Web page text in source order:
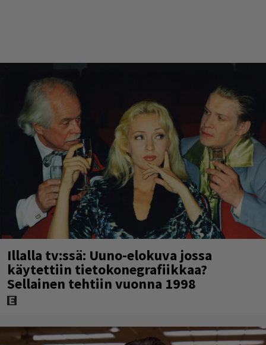
Illalla tv:ssä: Uuno-elokuva jossa
käytettiin tietokonegrafiikkaa?
Sellainen tehtiin vuonna 1998